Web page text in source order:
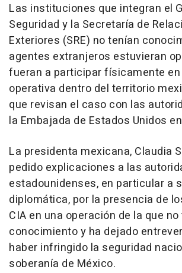
Las instituciones que integran el
Seguridad y la Secretaría de
Exteriores (SRE) no tenían
agentes extranjeros estuvieran
fueran a participar físicamente
operativa dentro del territorio
que revisan el caso con las
la Embajada de Estados Unidos
La presidenta mexicana, Claudia
pedido explicaciones a las
estadounidenses, en particular a
diplomática, por la presencia de
CIA en una operación de la que
conocimiento y ha dejado
haber infringido la seguridad
soberanía de México.